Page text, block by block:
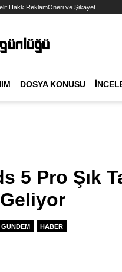
HakkıReklamÖneri ve Şikayet
DOSYA KONUSU
5 Pro Şık
GUNDEM HABER